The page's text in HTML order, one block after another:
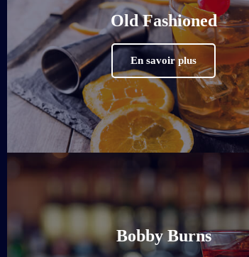
Old Fashioned
En savoir plus
Bobby Burns